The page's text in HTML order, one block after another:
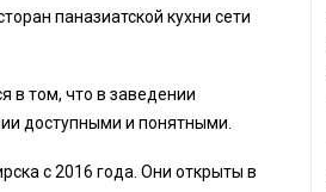
паназиатской кухни сети
в том, что в заведении
доступными и понятными.
с 2016 года. Они открыты в